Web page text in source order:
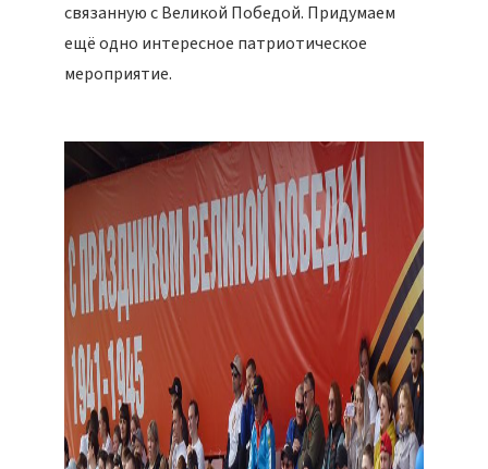
связанную с Великой Победой. Придумаем
ещё одно интересное патриотическое
мероприятие.